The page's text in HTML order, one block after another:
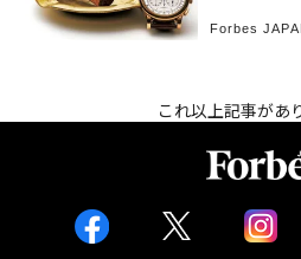
Forbes
これ以上記事があ